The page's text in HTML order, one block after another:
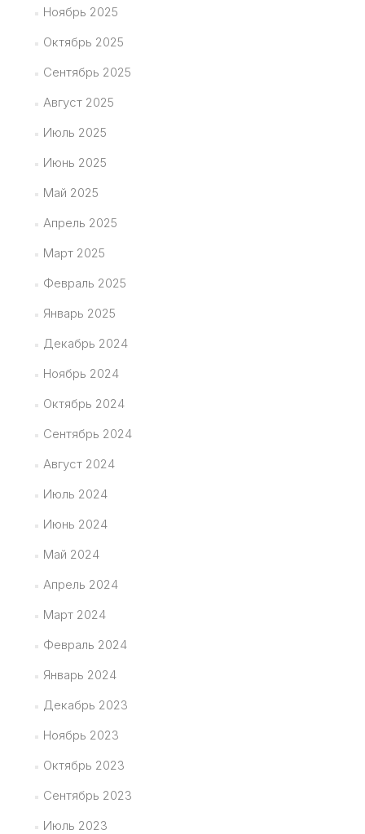
Ноябрь 2025
Октябрь 2025
Сентябрь 2025
Август 2025
Июль 2025
Июнь 2025
Май 2025
Апрель 2025
Март 2025
Февраль 2025
Январь 2025
Декабрь 2024
Ноябрь 2024
Октябрь 2024
Сентябрь 2024
Август 2024
Июль 2024
Июнь 2024
Май 2024
Апрель 2024
Март 2024
Февраль 2024
Январь 2024
Декабрь 2023
Ноябрь 2023
Октябрь 2023
Сентябрь 2023
Июль 2023